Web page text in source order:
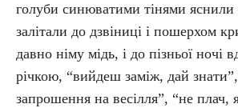
голуби синюватими тінями
залітали до дзвіниці і пошерхом
давно німу мідь, і до пізньої ночі
річкою, “вийдеш заміж, дай
запрошення на весілля”, “не плач,